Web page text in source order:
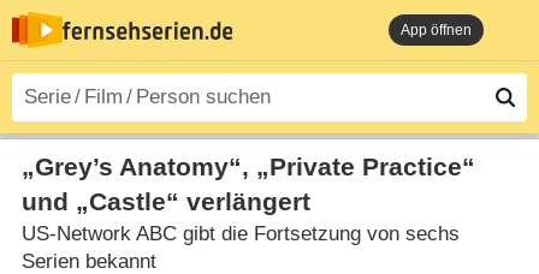
App öffnen
„Grey’s Anatomy“, „Private Practice“
und „Castle“ verlängert
US-Network ABC gibt die Fortsetzung von sechs
Serien bekannt